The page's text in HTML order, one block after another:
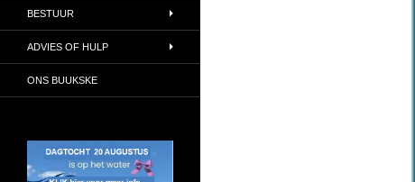
BESTUUR
ADVIES OF HULP
ONS BUUKSKE